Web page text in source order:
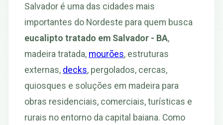
Salvador é uma das cidades mais
importantes do Nordeste para quem busca
eucalipto tratado em Salvador - BA,
madeira tratada, mourões, estruturas
externas, decks, pergolados, cercas,
quiosques e soluções em madeira para
obras residenciais, comerciais, turísticas e
rurais no entorno da capital baiana. Como